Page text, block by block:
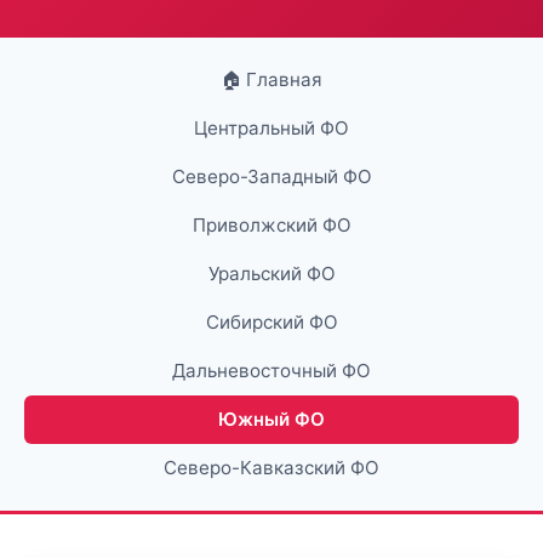
🏠 Главная
Центральный ФО
Северо-Западный ФО
Приволжский ФО
Уральский ФО
Сибирский ФО
Дальневосточный ФО
Южный ФО
Северо-Кавказский ФО